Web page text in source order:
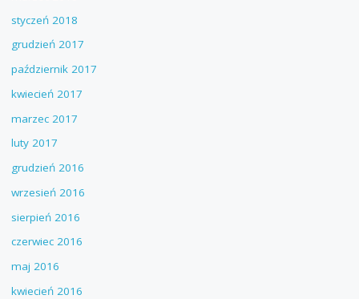
styczeń 2018
grudzień 2017
październik 2017
kwiecień 2017
marzec 2017
luty 2017
grudzień 2016
wrzesień 2016
sierpień 2016
czerwiec 2016
maj 2016
kwiecień 2016